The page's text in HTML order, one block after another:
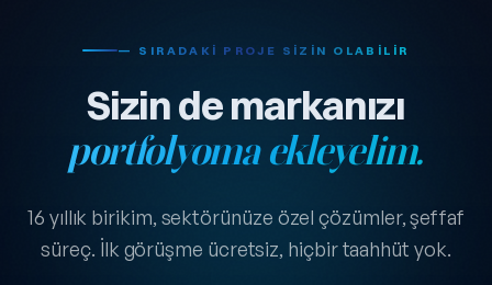
— SIRADAKI PROJE SIZIN OLABILIR
Sizin de markanızı
portfolyoma ekleyelim.
16 yıllık birikim, sektörünüze özel çözümler, şeffaf
süreç. İlk görüşme ücretsiz, hiçbir taahhüt yok.